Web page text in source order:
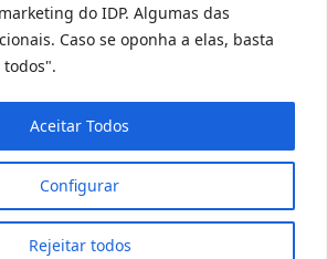
do IDP. Algumas das
Caso se oponha a elas, basta
Configurar
Rejeitar todos
Aceitar Todos
@ 2025 Todos Direitos Reservados